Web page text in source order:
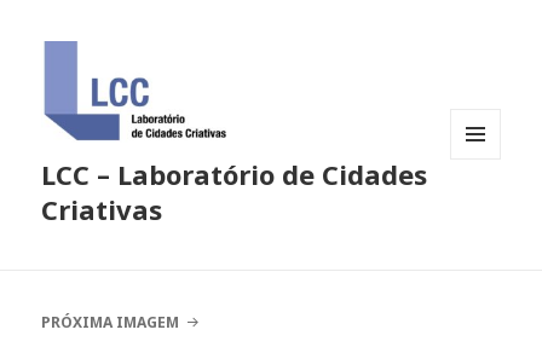
LCC – Laboratório de Cidades
Criativas
PRÓXIMA IMAGEM